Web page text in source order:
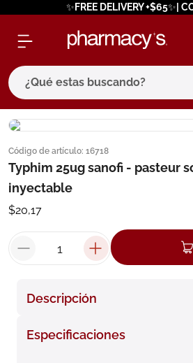
✨FREE DELIVERY +$65✨|
¿Qué estas buscando?
Código de artículo: 16718
Typhim 25ug sanofi - pasteur
inyectable
$20,17
Descripción
Especificaciones
términos más buscados
1. eucerin
cerave
7. isdin
roche posay